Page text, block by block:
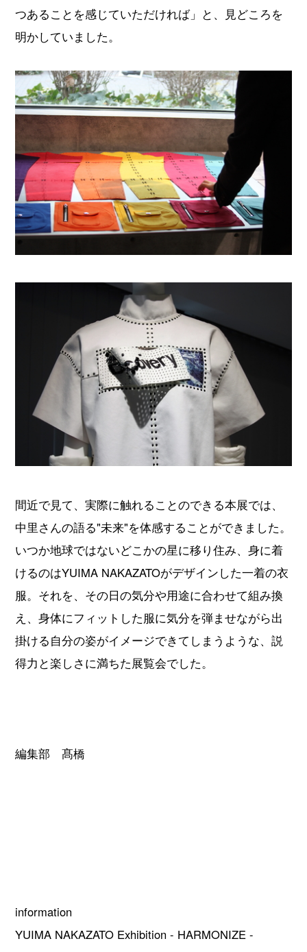
つあることを感じていただければ」と、見どころを
明かしていました。
間近で見て、実際に触れることのできる本展では、
中里さんの語る"未来"を体感することができました。
いつか地球ではないどこかの星に移り住み、身に着
けるのはYUIMA NAKAZATOがデザインした一着の衣
服。それを、その日の気分や用途に合わせて組み換
え、身体にフィットした服に気分を弾ませながら出
掛ける自分の姿がイメージできてしまうような、説
得力と楽しさに満ちた展覧会でした。
編集部 髙橋
information
YUIMA NAKAZATO Exhibition - HARMONIZE -